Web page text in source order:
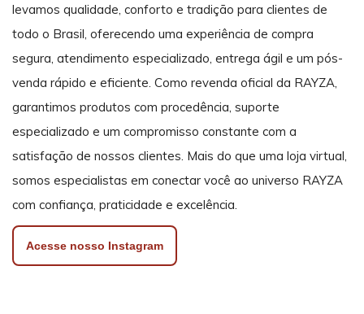
levamos qualidade, conforto e tradição para clientes de
todo o Brasil, oferecendo uma experiência de compra
segura, atendimento especializado, entrega ágil e um pós-
venda rápido e eficiente. Como revenda oficial da RAYZA,
garantimos produtos com procedência, suporte
especializado e um compromisso constante com a
satisfação de nossos clientes. Mais do que uma loja virtual,
somos especialistas em conectar você ao universo RAYZA
com confiança, praticidade e excelência.
Acesse nosso Instagram